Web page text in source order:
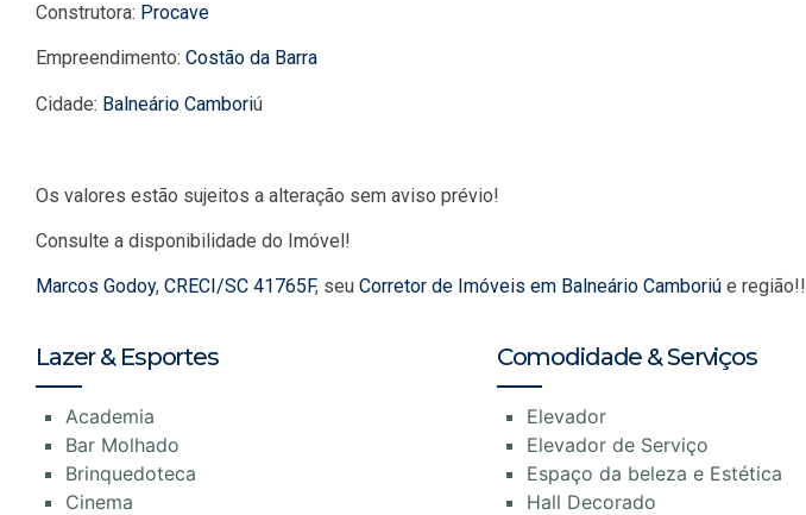
Construtora: Procave
Empreendimento: Costão da Barra
Cidade: Balneário Camboriú
Os valores estão sujeitos a alteração sem aviso prévio!
Consulte a disponibilidade do Imóvel!
Marcos Godoy, CRECI/SC 41765F, seu Corretor de Imóveis em Balneário Camboriú e região!!
Lazer & Esportes
Academia
Bar Molhado
Brinquedoteca
Cinema
Comodidade & Serviços
Elevador
Elevador de Serviço
Espaço da beleza e Estética
Hall Decorado